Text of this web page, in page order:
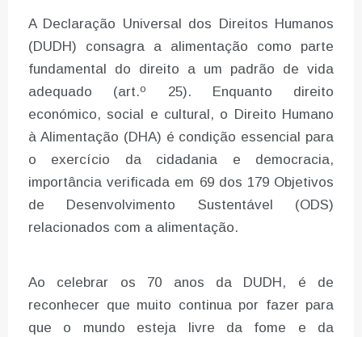
A Declaração Universal dos Direitos Humanos
(DUDH) consagra a alimentação como parte
fundamental do direito a um padrão de vida
adequado (art.º 25). Enquanto direito
económico, social e cultural, o Direito Humano
à Alimentação (DHA) é condição essencial para
o exercício da cidadania e democracia,
importância verificada em 69 dos 179 Objetivos
de Desenvolvimento Sustentável (ODS)
relacionados com a alimentação.
Ao celebrar os 70 anos da DUDH, é de
reconhecer que muito continua por fazer para
que o mundo esteja livre da fome e da